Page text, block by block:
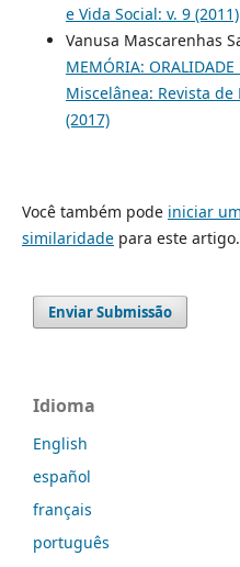
e Vida Social: v. 9 (2011)
Vanusa Mascarenhas
MEMÓRIA: ORALIDADE
Miscelânea: Revista
(2017)
Você também pode iniciar
similaridadepara este artigo.
Enviar Submissão
Idioma
English
español
français
português